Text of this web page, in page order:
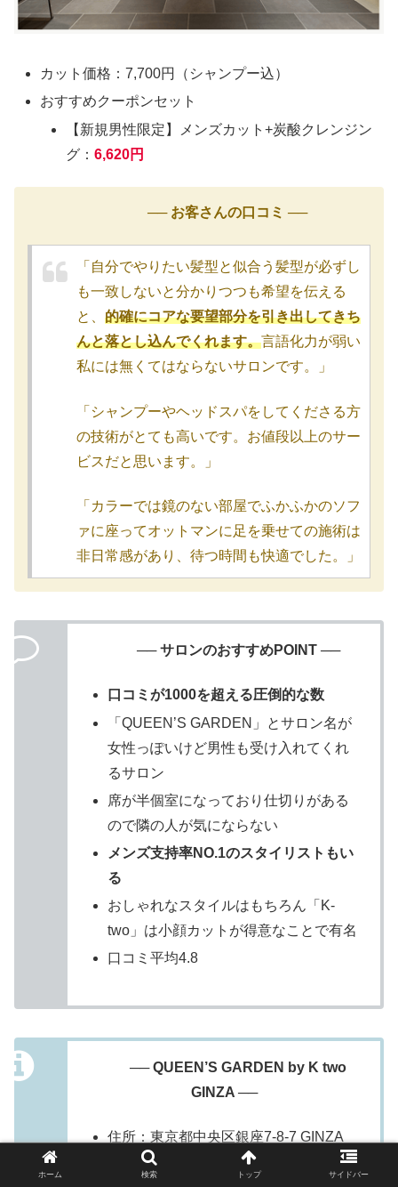
カット価格：7,700円（シャンプー込）
おすすめクーポンセット
【新規男性限定】メンズカット+炭酸クレンジン
グ：6,620円
── お客さんの口コミ ──
「自分でやりたい髪型と似合う髪型が必ずし
も一致しないと分かりつつも希望を伝える
と、 的確にコアな要望部分を引き出してきち
んと落とし込んでくれます。言語化力が弱い
私には無くてはならないサロンです。」
「シャンプーやヘッドスパをしてくださる方
の技術がとても高いです。お値段以上のサー
ビスだと思います。」
「カラーでは鏡のない部屋でふかふかのソフ
ァに座ってオットマンに足を乗せての施術は
非日常感があり、待つ時間も快適でした。」
── サロンのおすすめPOINT ──
口コミが1000を超える圧倒的な数
「QUEEN’S GARDEN」とサロン名が
女性っぽいけど男性も受け入れてくれ
るサロン
席が半個室になっており仕切りがある
ので隣の人が気にならない
メンズ支持率NO.1のスタイリストもい
る
おしゃれなスタイルはもちろん「K-
two」は小顔カットが得意なことで有名
口コミ平均4.8
── QUEEN’S GARDEN by K two
GINZA ──
住所：東京都中央区銀座7-8-7 GINZA
GREEN6F（
ホーム 検索 トップ サイドバー